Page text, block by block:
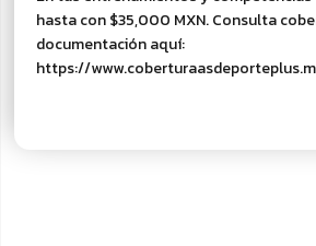
hasta con $35,000 MXN. Consulta
documentación aquí:
https://